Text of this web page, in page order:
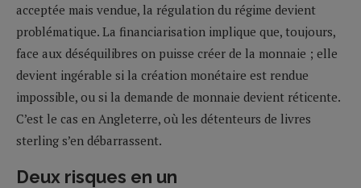
acceptée mais vendue, la régulation du régime devient
problématique. La financiarisation implique que, toujours,
face aux déséquilibres on puisse créer de la monnaie ; elle
devient ingérable si la création monétaire est rendue
impossible, ou si la demande de monnaie devient réticente.
C’est le cas en Angleterre, où les détenteurs de livres
sterling s’en débarrassent.
Deux risques en un